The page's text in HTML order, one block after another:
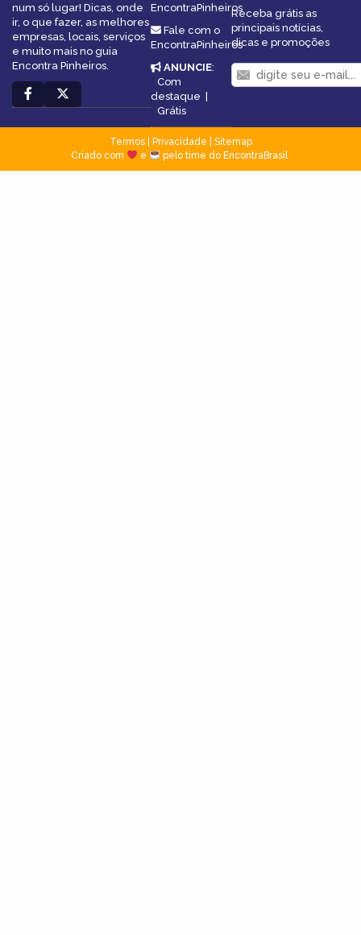
num só lugar! Dicas, onde
ir, o que fazer, as melhores
empresas, locais, serviços
e muito mais no guia
Encontra Pinheiros.
EncontraPinheiros
Fale com o
EncontraPinheiros
ANUNCIE:
Com
destaque
Grátis
Receba grátis as
principais notícias,
dicas e promoções
Termos| Privacidade
Sitemap
Criado com
e pelo time do EncontraBrasil